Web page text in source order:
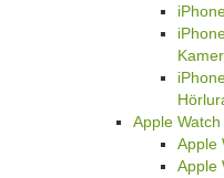
Apple Watch
Apple
Apple